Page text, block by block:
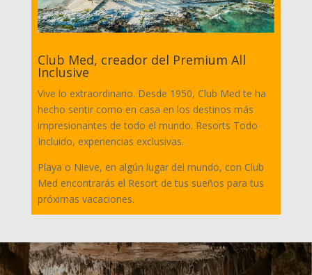
Club Med, creador del Premium All
Inclusive
Vive lo extraordinario. Desde 1950, Club Med te ha
hecho sentir como en casa en los destinos más
impresionantes de todo el mundo. Resorts Todo
Incluido, experiencias exclusivas.
Playa o Nieve, en algún lugar del mundo, con Club
Med encontrarás el Resort de tus sueños para tus
próximas vacaciones.